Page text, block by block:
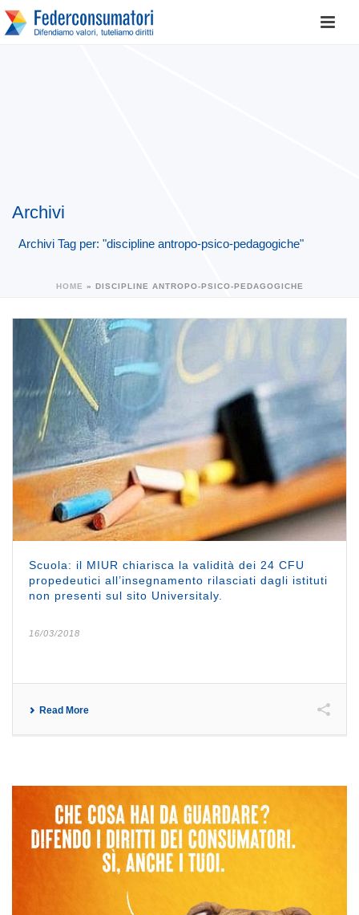
Archivi
Archivi Tag per: "discipline antropo-psico-pedagogiche"
HOME » DISCIPLINE ANTROPO-PSICO-PEDAGOGICHE
Scuola: il MIUR chiarisca la validità dei 24 CFU
propedeutici all’insegnamento rilasciati dagli istituti
non presenti sul sito Universitaly.
16/03/2018
Read More